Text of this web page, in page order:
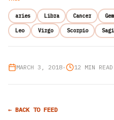
aries Libra Cancer
Leo Virgo Scorpio
MARCH 3, 2018• 12 MIN READ
← BACK TO FEED